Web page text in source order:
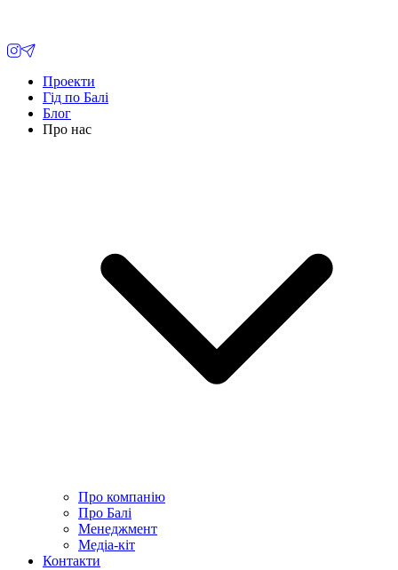
Проекти
Гід по Балі
Блог
Про нас
Про компанію
Про Балі
Менеджмент
Медіа-кіт
Контакти